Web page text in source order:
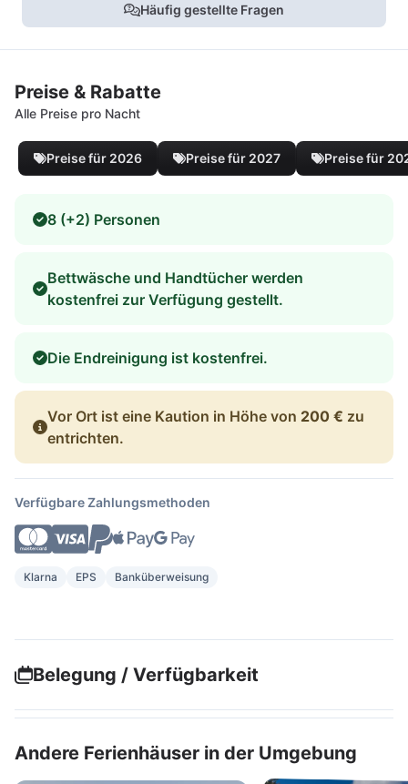
Häufig gestellte Fragen
Preise & Rabatte
Alle Preise pro Nacht
Preise für 2026 Preise für 2027 Preise für
8 (+2) Personen
Bettwäsche und Handtücher werden
kostenfrei zur Verfügung gestellt.
Die Endreinigung ist kostenfrei.
Vor Ort ist eine Kaution in Höhe von 200 € zu
entrichten.
Verfügbare Zahlungsmethoden
Klarna EPS Banküberweisung
Belegung / Verfügbarkeit
Andere Ferienhäuser in der Umgebung